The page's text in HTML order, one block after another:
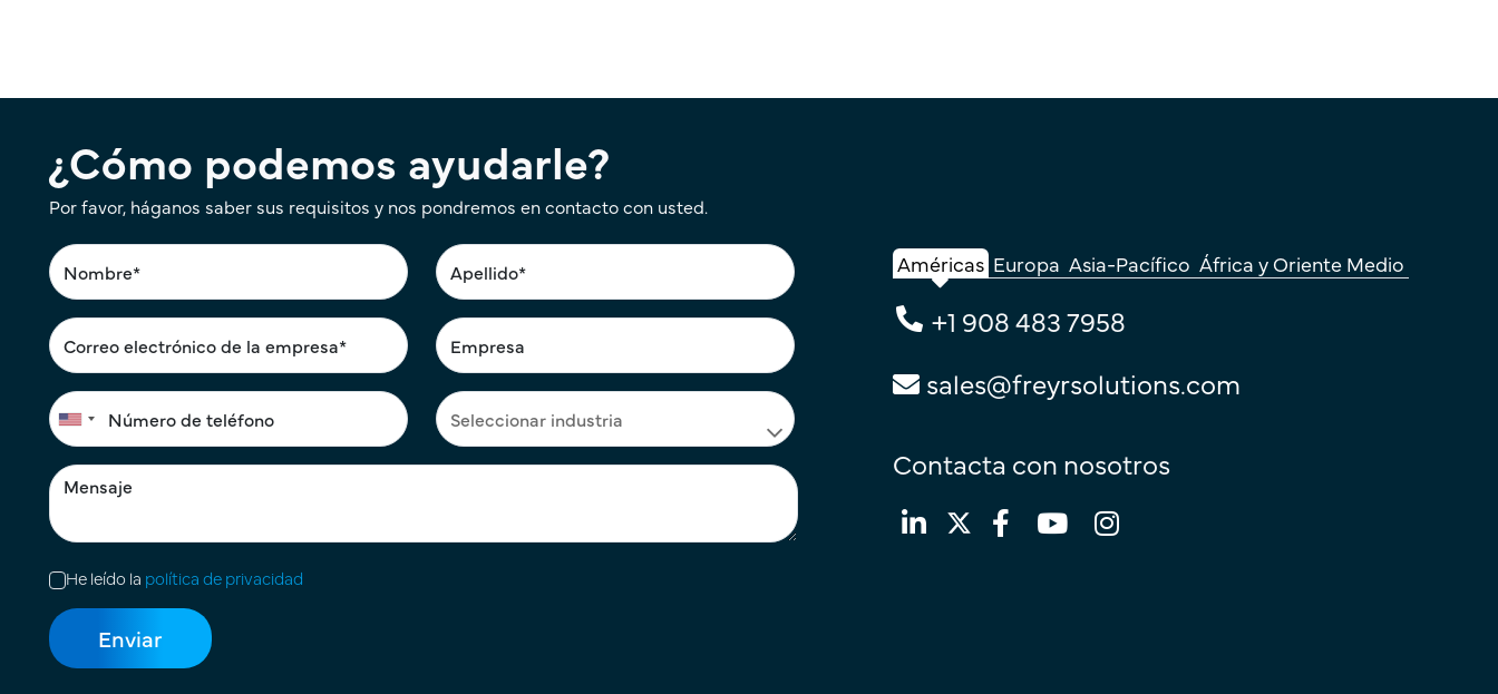
¿Cómo podemos ayudarle?
Por favor, háganos saber sus requisitos y nos pondremos en contacto con usted.
He leído la política de privacidad
Américas Europa Asia-Pacífico África y Oriente Medio
+1 908 483 7958
sales@freyrsolutions.com
Contacta con nosotros